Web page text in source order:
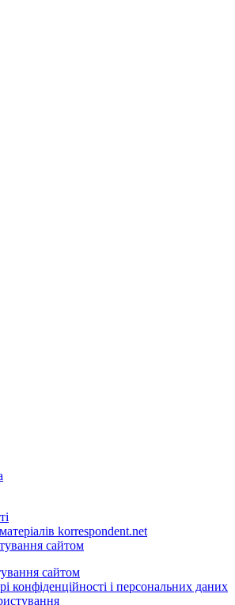
korrespondent.net
сайтом
сайтом
конфіденційності і персональних даних